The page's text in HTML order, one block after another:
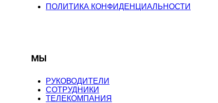
ПОЛИТИКА КОНФИДЕНЦИАЛЬНОСТИ
МЫ
РУКОВОДИТЕЛИ
СОТРУДНИКИ
ТЕЛЕКОМПАНИЯ